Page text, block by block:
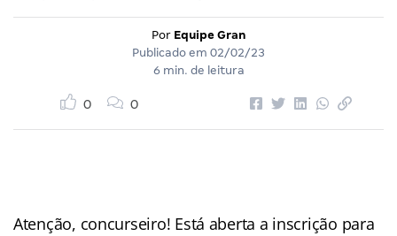
Por Equipe Gran
Publicado em 02/02/23
6 min. de leitura
0 0
Atenção, concurseiro! Está aberta a inscrição para